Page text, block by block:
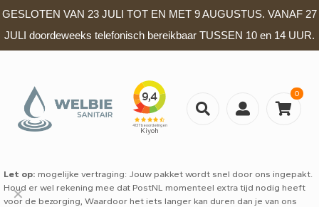
GESLOTEN VAN 23 JULI TOT EN MET 9 AUGUSTUS. VANAF 27
JULI doordeweeks telefonisch bereikbaar TUSSEN 10 en 14 UUR.
0
Let op: mogelijke vertraging: Jouw pakket wordt snel door ons ingepakt.
Houd er wel rekening mee dat PostNL momenteel extra tijd nodig heeft
voor de bezorging, Waardoor het iets langer kan duren dan je van ons
✕